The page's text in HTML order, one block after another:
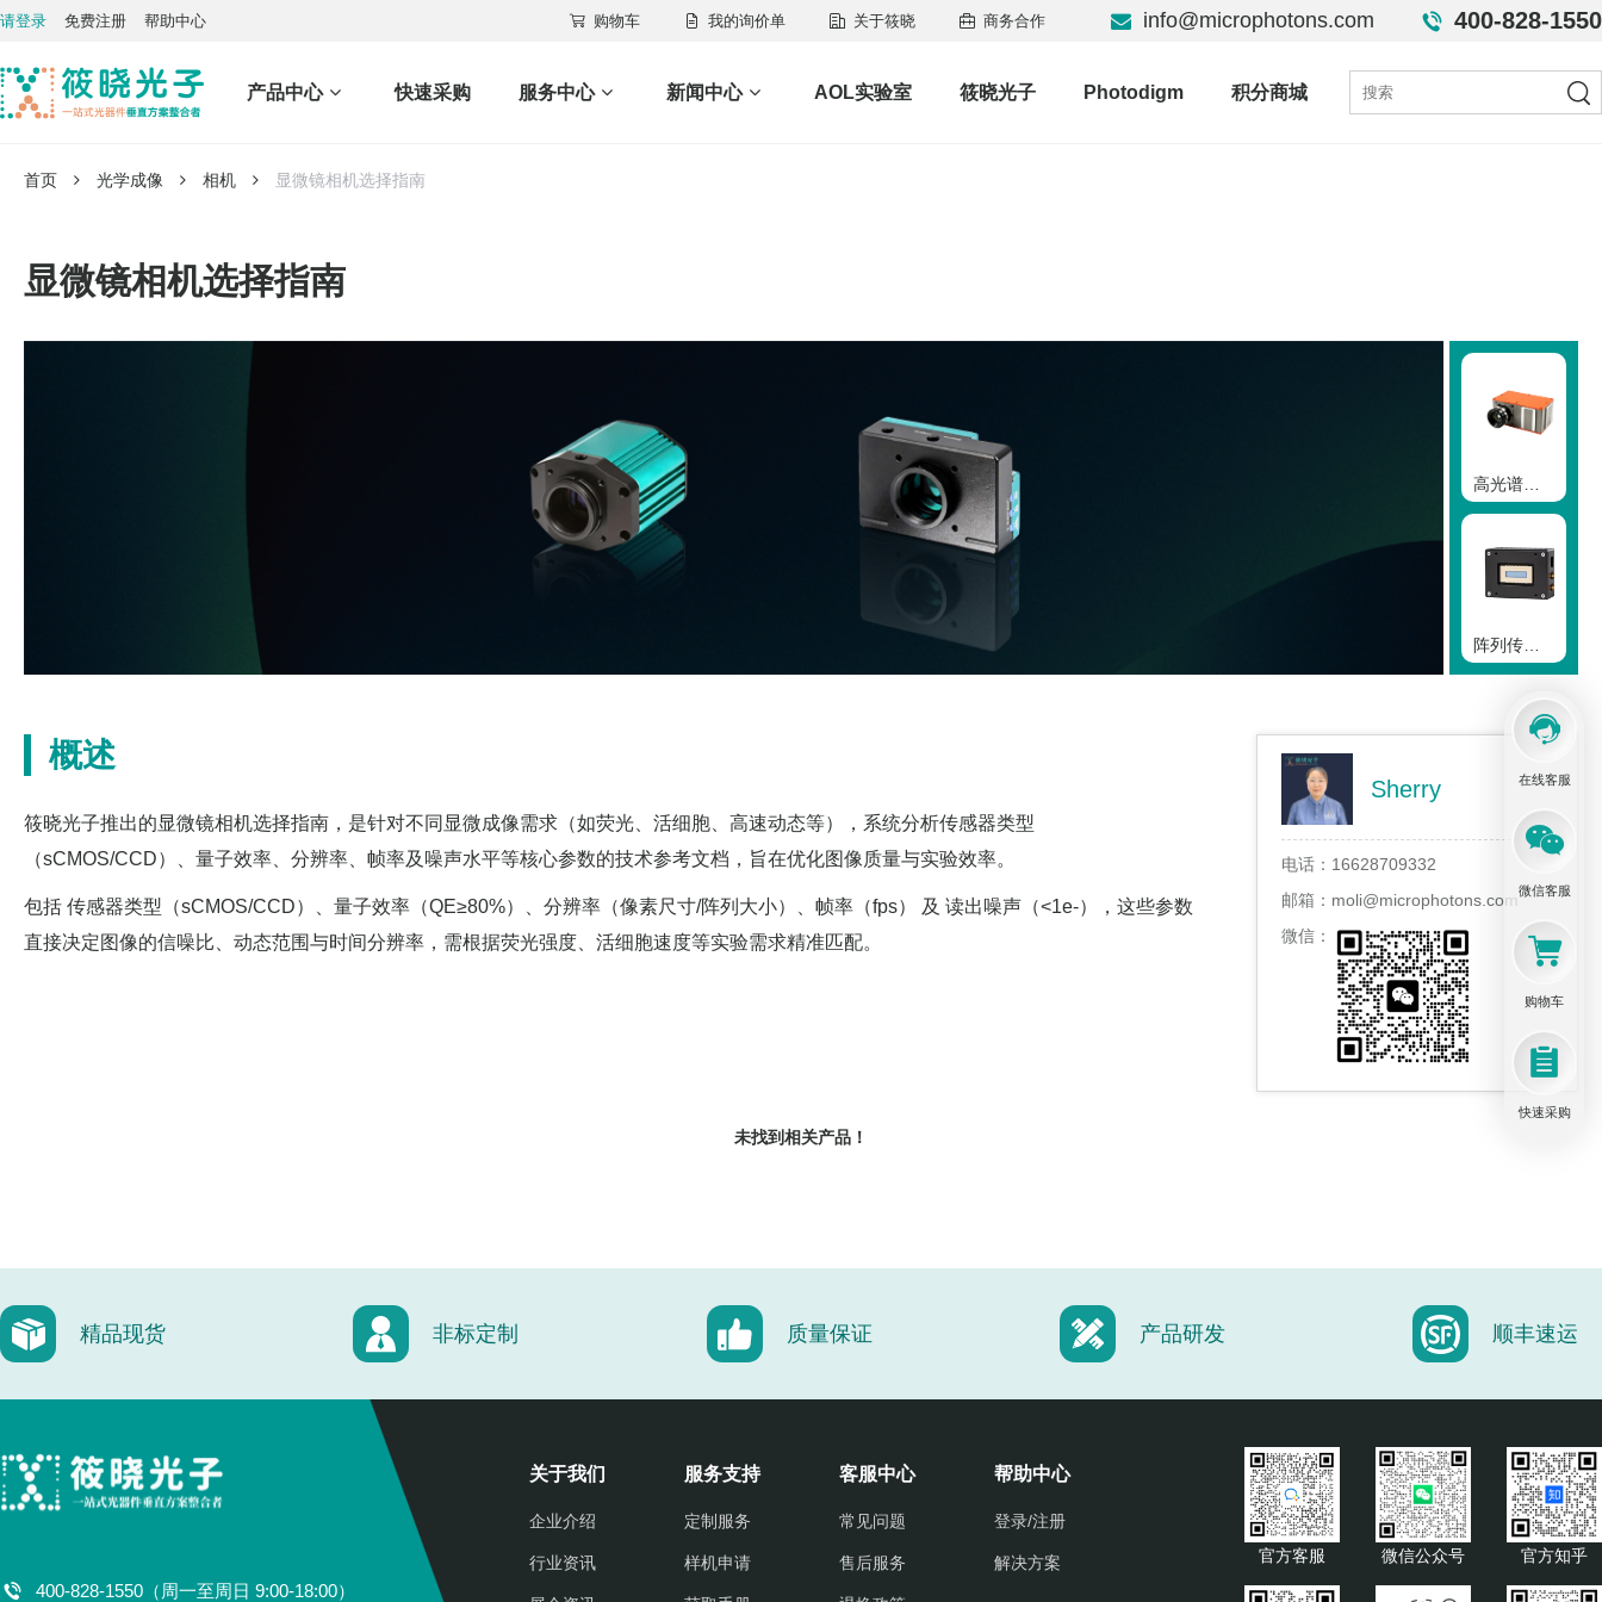
请登录 免费注册 帮助中心 购物车 我的询价单 关于筱晓 商务合作 info@microphotons.com 400-828-1550
产品中心 快速采购 服务中心 新闻中心 AOL实验室 筱晓光子 Photodigm 积分商城
在线客服
微信客服
购物车
快速采购
首页 光学成像 相机 显微镜相机选择指南
显微镜相机选择指南
高光谱相机
阵列传感器
紫外相机
CMOS相机
概述
筱晓光子推出的显微镜相机选择指南，是针对不同显微成像需求（如荧光、活细胞、高速动态等），系统分析传感器类型
（sCMOS/CCD）、量子效率、分辨率、帧率及噪声水平等核心参数的技术参考文档，旨在优化图像质量与实验效率。
包括 传感器类型（sCMOS/CCD）、量子效率（QE≥80%）、分辨率（像素尺寸/阵列大小）、帧率（fps） 及 读出噪声（<1e-），这些参数
直接决定图像的信噪比、动态范围与时间分辨率，需根据荧光强度、活细胞速度等实验需求精准匹配。
Sherry
电话： 16628709332
邮箱： moli@microphotons.com
微信：
未找到相关产品！
精品现货 非标定制 质量保证 产品研发 顺丰速运
400-828-1550（周一至周日 9:00-18:00）
关于我们
企业介绍
行业资讯
服务支持
定制服务
样机申请
客服中心
常见问题
售后服务
帮助中心
登录/注册
解决方案 官方客服 微信公众号 官方知乎